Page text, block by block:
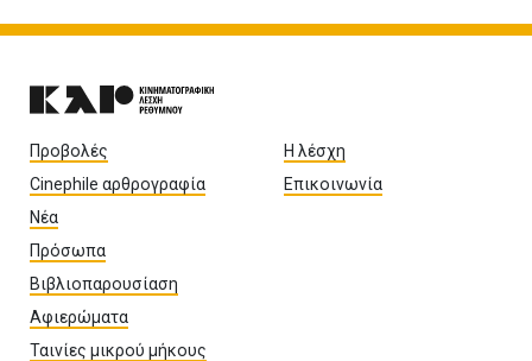
Προβολές
Cinephile αρθρογραφία
Νέα
Πρόσωπα
Βιβλιοπαρουσίαση
Αφιερώματα
Ταινίες μικρού μήκους
Η λέσχη
Επικοινωνία